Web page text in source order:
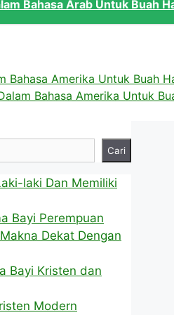
Bahasa Arab Untuk Buah
Bahasa Amerika Untuk Buah
Bahasa Amerika Untuk
Cari
laki Dan Memiliki
Bayi Perempuan
Dekat Dengan
Bayi Kristen dan
Modern